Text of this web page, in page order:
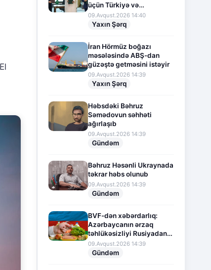
üçün Türkiyə və
Pakistanla hərbi
əməkdaşlığı genişləndirir
09.Avqust.2026 14:40
Yaxın Şərq
İran Hörmüz boğazı
məsələsində ABŞ-dan
güzəştə getməsini istəyir
09.Avqust.2026 14:39
Yaxın Şərq
Həbsdəki Bəhruz
Səmədovun səhhəti
ağırlaşıb
09.Avqust.2026 14:39
Gündəm
Bəhruz Həsənli Ukraynada
təkrar həbs olunub
09.Avqust.2026 14:39
Gündəm
BVF-dən xəbərdarlıq:
Azərbaycanın ərzaq
təhlükəsizliyi Rusiyadan
asılı vəziyyətdədir
09.Avqust.2026 14:39
Gündəm